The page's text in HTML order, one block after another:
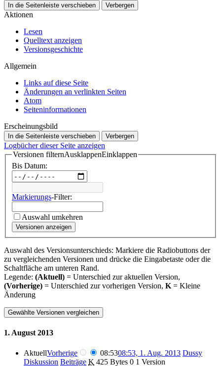
In die Seitenleiste verschieben Verbergen
Aktionen
Lesen
Quelltext anzeigen
Versionsgeschichte
Allgemein
Links auf diese Seite
Änderungen an verlinkten Seiten
Atom
Seiten­­informationen
Erscheinungsbild
In die Seitenleiste verschieben Verbergen
Logbücher dieser Seite anzeigen
Versionen filternAusklappenEinklappen
Bis Datum:
Markierungs-Filter:
Auswahl umkehren
Versionen anzeigen
Auswahl des Versionsunterschieds: Markiere die Radiobuttons der
zu vergleichenden Versionen und drücke die Eingabetaste oder die
Schaltfläche am unteren Rand.
Legende: (Aktuell) = Unterschied zur aktuellen Version,
(Vorherige) = Unterschied zur vorherigen Version, K= Kleine
Änderung
1. August 2013
AktuellVorherige 08:5308:53, 1. Aug. 2013 Dussy
Diskussion Beiträge K 425 Bytes 0 1 Version